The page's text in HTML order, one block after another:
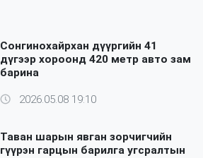
Сонгинохайрхан дүүргийн 41
дүгээр хороонд 420 метр авто зам
барина
2026.05.08 19:10
Таван шарын явган зорчигчийн
гүүрэн гарцын барилга угсралтын